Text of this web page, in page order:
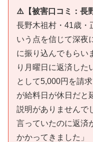
⚠️【被害口コミ：長
長野木祖村・41歳・
いう点を信じて深夜
に振り込んでもらい
り月曜日に返済した
として5,000円を請
が給料日が休日だと
説明がありませんで
言っていたのに返済
かかってきました」